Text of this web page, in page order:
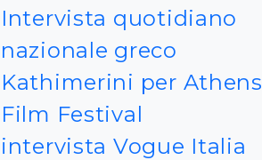
Intervista quotidiano
nazionale greco
Kathimerini per Athens
Film Festival
intervista Vogue Italia